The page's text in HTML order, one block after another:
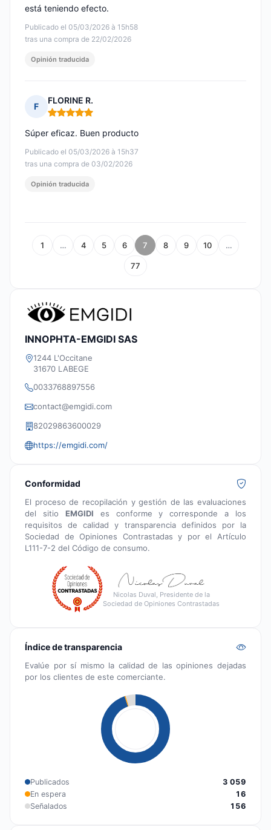
Publicado el 05/03/2026 à 15h58
tras una compra de 22/02/2026
está teniendo efecto.
Opinión traducida
F
FLORINE R.
Nota: 5 de 5
Publicado el 05/03/2026 à 15h37
tras una compra de 03/02/2026
Súper eficaz. Buen producto
Opinión traducida
1 … 4 5 6 7 8 9 10 …
77
INNOPHTA-EMGIDI SAS
1244 L'Occitane
31670 LABEGE
0033768897556
contact@emgidi.com
82029863600029
https://emgidi.com/
Conformidad
El proceso de recopilación y gestión de las evaluaciones
del sitio EMGIDI es conforme y corresponde a los
requisitos de calidad y transparencia definidos por la
Sociedad de Opiniones Contrastadas y por el Artículo
L111-7-2 del Código de consumo.
Nicolas Duval, Presidente de la
Sociedad de Opiniones Contrastadas
Índice de transparencia
Evalúe por sí mismo la calidad de las opiniones dejadas
por los clientes de este comerciante.
Publicados
3 059
En espera
16
Señalados
156